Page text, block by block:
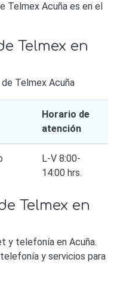
Telmex Acuña es en el
Telmex en
Telmex Acuña
Horario de
atención
L-V 8:00-
14:00 hrs.
Telmex en
y telefonía en Acuña.
y servicios para